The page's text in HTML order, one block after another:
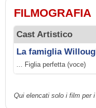
FILMOGRAFIA
Cast Artistico
La famiglia
... Figlia perfetta (voce)
Qui elencati solo i film per